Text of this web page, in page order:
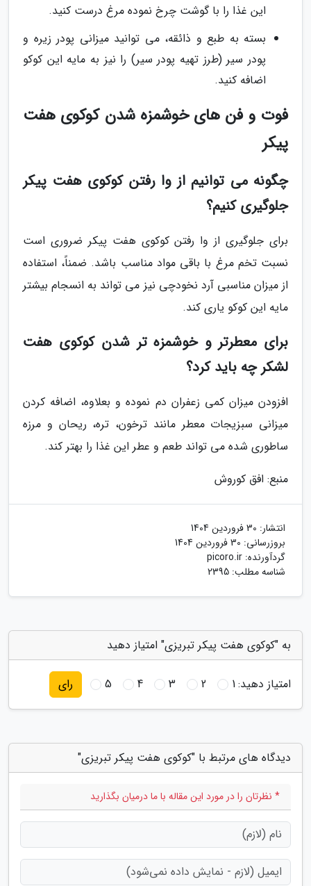
این غذا را با گوشت چرخ نموده مرغ درست کنید.
بسته به طبع و ذائقه، می توانید میزانی پودر زیره و
پودر سیر (طرز تهیه پودر سیر) را نیز به مایه این کوکو
اضافه کنید.
فوت و فن های خوشمزه شدن کوکوی هفت
پیکر
چگونه می توانیم از وا رفتن کوکوی هفت پیکر
جلوگیری کنیم؟
برای جلوگیری از وا رفتن کوکوی هفت پیکر ضروری است
نسبت تخم مرغ با باقی مواد مناسب باشد. ضمناً، استفاده
از میزان مناسبی آرد نخودچی نیز می تواند به انسجام بیشتر
مایه این کوکو یاری کند.
برای معطرتر و خوشمزه تر شدن کوکوی هفت
لشکر چه باید کرد؟
افزودن میزان کمی زعفران دم نموده و بعلاوه، اضافه کردن
میزانی سبزیجات معطر مانند ترخون، تره، ریحان و مرزه
ساطوری شده می تواند طعم و عطر این غذا را بهتر کند.
منبع: افق کوروش
انتشار: 30 فروردین 1404
بروزرسانی: 30 فروردین 1404
گردآورنده: picoro.ir
شناسه مطلب: 2395
به "کوکوی هفت پیکر تبریزی" امتیاز دهید
امتیاز دهید:1
2
3
4
5 رای
دیدگاه های مرتبط با "کوکوی هفت پیکر تبریزی"
* نظرتان را در مورد این مقاله با ما درمیان بگذارید